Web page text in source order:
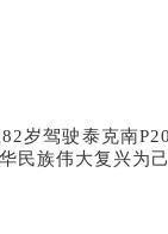
岁驾驶泰克南
民族伟大复兴为